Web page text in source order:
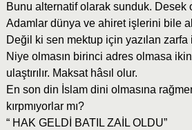
Bunu alternatif olarak sunduk. Desek
Adamlar dünya ve ahiret işlerini bile
Değil ki sen mektup için yazılan zarfa
Niye olmasın birinci adres olmasa
ulaştırılır. Maksat hâsıl olur.
En son din İslam dini olmasına
kırpmıyorlar mı?
“ HAK GELDİ BATIL ZAİL OLDU”